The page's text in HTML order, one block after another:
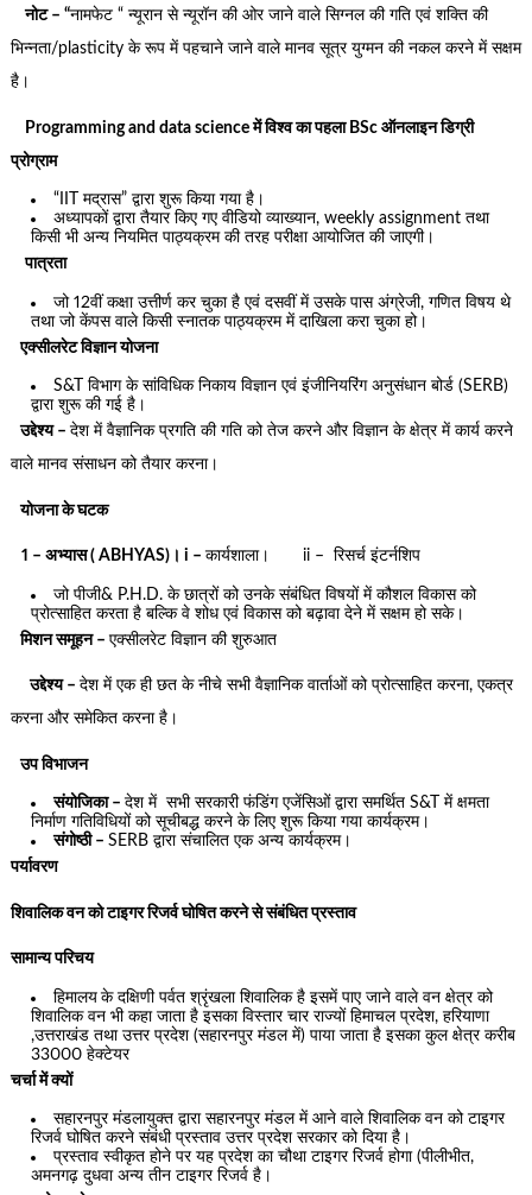
नोट – “नामफेट “ न्यूरान से न्यूरॉन की ओर जाने वाले सिग्नल की गति एवं शक्ति की
भिन्नता/plasticity के रूप में पहचाने जाने वाले मानव सूत्र युग्मन की नकल करने में सक्षम
है।
Programming and data science में विश्व का पहला BSc ऑनलाइन डिग्री
प्रोग्राम
“IIT मद्रास” द्वारा शुरू किया गया है।
अध्यापकों द्वारा तैयार किए गए वीडियो व्याख्यान, weekly assignment तथा
किसी भी अन्य नियमित पाठ्यक्रम की तरह परीक्षा आयोजित की जाएगी।
पात्रता
जो 12वीं कक्षा उत्तीर्ण कर चुका है एवं दसवीं में उसके पास अंग्रेजी, गणित विषय थे
तथा जो केंपस वाले किसी स्नातक पाठ्यक्रम में दाखिला करा चुका हो।
एक्सीलरेट विज्ञान योजना
S&T विभाग के सांविधिक निकाय विज्ञान एवं इंजीनियरिंग अनुसंधान बोर्ड (SERB)
द्वारा शुरू की गई है।
उद्देश्य – देश में वैज्ञानिक प्रगति की गति को तेज करने और विज्ञान के क्षेत्र में कार्य करने
वाले मानव संसाधन को तैयार करना।
योजना के घटक
1 – अभ्यास ( ABHYAS)। i – कार्यशाला। ii – रिसर्च इंटर्नशिप
जो पीजी& P.H.D. के छात्रों को उनके संबंधित विषयों में कौशल विकास को
प्रोत्साहित करता है बल्कि वे शोध एवं विकास को बढ़ावा देने में सक्षम हो सके।
मिशन समूहन – एक्सीलरेट विज्ञान की शुरुआत
उद्देश्य – देश में एक ही छत के नीचे सभी वैज्ञानिक वार्ताओं को प्रोत्साहित करना, एकत्र
करना और समेकित करना है।
उप विभाजन
संयोजिका –देश में सभी सरकारी फंडिंग एजेंसिओं द्वारा समर्थित S&T में क्षमता
निर्माण गतिविधियों को सूचीबद्ध करने के लिए शुरू किया गया कार्यक्रम।
संगोष्ठी –SERB द्वारा संचालित एक अन्य कार्यक्रम।
पर्यावरण
शिवालिक वन को टाइगर रिजर्व घोषित करने से संबंधित प्रस्ताव
सामान्य परिचय
हिमालय के दक्षिणी पर्वत श्रृंखला शिवालिक है इसमें पाए जाने वाले वन क्षेत्र को
शिवालिक वन भी कहा जाता है इसका विस्तार चार राज्यों हिमाचल प्रदेश, हरियाणा
,उत्तराखंड तथा उत्तर प्रदेश (सहारनपुर मंडल में) पाया जाता है इसका कुल क्षेत्र करीब
33000 हेक्टेयर
चर्चा में क्यों
सहारनपुर मंडलायुक्त द्वारा सहारनपुर मंडल में आने वाले शिवालिक वन को टाइगर
रिजर्व घोषित करने संबंधी प्रस्ताव उत्तर प्रदेश सरकार को दिया है।
प्रस्ताव स्वीकृत होने पर यह प्रदेश का चौथा टाइगर रिजर्व होगा (पीलीभीत,
अमनगढ़ दुधवा अन्य तीन टाइगर रिजर्व है।